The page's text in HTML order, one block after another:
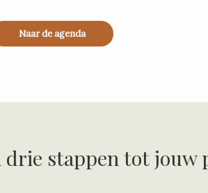
Naar de agenda
drie stappen tot jouw